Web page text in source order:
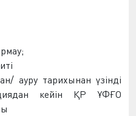
;
ауру тарихынан үзінді
кейін ҚР ҰФҒО